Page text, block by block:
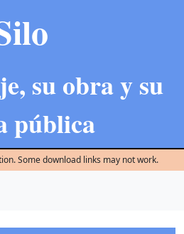
su obra y su
pública
Some download links may not work.